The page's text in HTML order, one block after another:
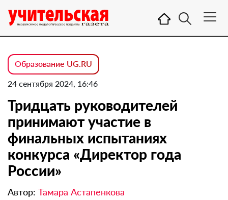
Образование UG.RU
24 сентября 2024, 16:46
Тридцать руководителей
принимают участие в
финальных испытаниях
конкурса «Директор года
России»
Автор: Тамара Астапенкова